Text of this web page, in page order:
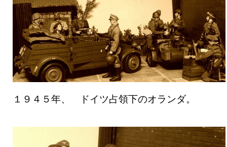
１９４５年、 ドイツ占領下のオランダ。